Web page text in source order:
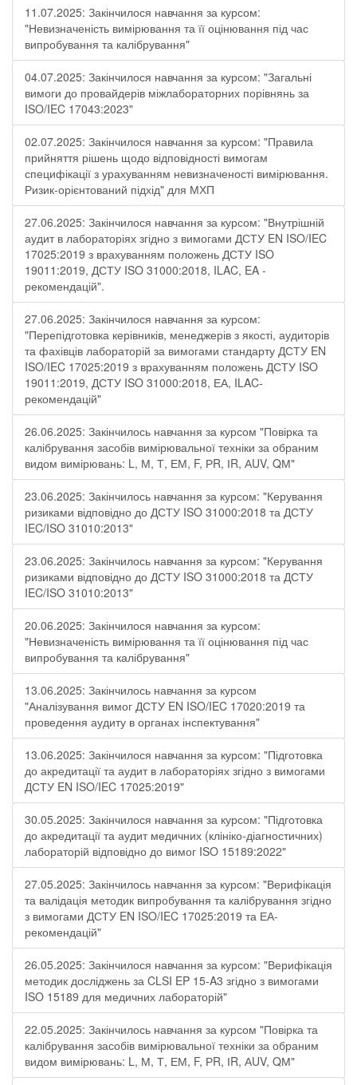
11.07.2025: Закінчилося навчання за курсом:
"Невизначеність вимірювання та її оцінювання під час
випробування та калібрування"
04.07.2025: Закінчилося навчання за курсом: "Загальні
вимоги до провайдерів міжлабораторних порівнянь за
ISO/IEC 17043:2023"
02.07.2025: Закінчилося навчання за курсом: "Правила
прийняття рішень щодо відповідності вимогам
специфікації з урахуванням невизначеності вимірювання.
Ризик-орієнтований підхід" для МХП
27.06.2025: Закінчилося навчання за курсом: "Внутрішній
аудит в лабораторіях згідно з вимогами ДСТУ EN ISO/IEC
17025:2019 з врахуванням положень ДСТУ ISO
19011:2019, ДСТУ ISO 31000:2018, ILAC, EA -
рекомендацій".
27.06.2025: Закінчилося навчання за курсом:
"Перепідготовка керівників, менеджерів з якості, аудиторів
та фахівців лабораторій за вимогами стандарту ДСТУ EN
ISO/IEC 17025:2019 з врахуванням положень ДСТУ ISO
19011:2019, ДСТУ ISO 31000:2018, ЕА, ILAC-
рекомендацій"
26.06.2025: Закінчилось навчання за курсом "Повірка та
калібрування засобів вимірювальної техніки за обраним
видом вимірювань: L, М, Т, ЕМ, F, РR, ІR, АUV, QМ"
23.06.2025: Закінчилось навчання за курсом: "Керування
ризиками відповідно до ДСТУ ISO 31000:2018 та ДСТУ
IEC/ISO 31010:2013"
23.06.2025: Закінчилось навчання за курсом: "Керування
ризиками відповідно до ДСТУ ISO 31000:2018 та ДСТУ
IEC/ISO 31010:2013"
20.06.2025: Закінчилося навчання за курсом:
"Невизначеність вимірювання та її оцінювання під час
випробування та калібрування"
13.06.2025: Закінчилось навчання за курсом
"Аналізування вимог ДСТУ EN ISO/IEC 17020:2019 та
проведення аудиту в органах інспектування"
13.06.2025: Закінчилося навчання за курсом: "Підготовка
до акредитації та аудит в лабораторіях згідно з вимогами
ДСТУ EN ISO/IEC 17025:2019"
30.05.2025: Закінчилося навчання за курсом: "Підготовка
до акредитації та аудит медичних (клініко-діагностичних)
лабораторій відповідно до вимог ISO 15189:2022"
27.05.2025: Закінчилось навчання за курсом: "Верифікація
та валідація методик випробування та калібрування згідно
з вимогами ДСТУ EN ISO/IEC 17025:2019 та ЕА-
рекомендацій"
26.05.2025: Закінчилося навчання за курсом: "Верифікація
методик досліджень за CLSI EP 15-A3 згідно з вимогами
ISO 15189 для медичних лабораторій"
22.05.2025: Закінчилось навчання за курсом "Повірка та
калібрування засобів вимірювальної техніки за обраним
видом вимірювань: L, М, Т, ЕМ, F, РR, ІR, АUV, QМ"